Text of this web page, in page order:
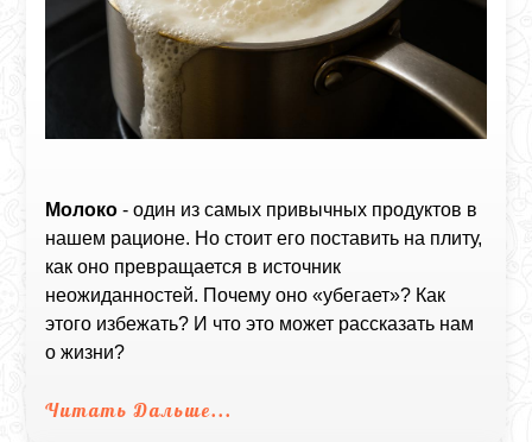
Молоко - один из самых привычных продуктов в
нашем рационе. Но стоит его поставить на плиту,
как оно превращается в источник
неожиданностей. Почему оно «убегает»? Как
этого избежать? И что это может рассказать нам
о жизни?
Читать Дальше...